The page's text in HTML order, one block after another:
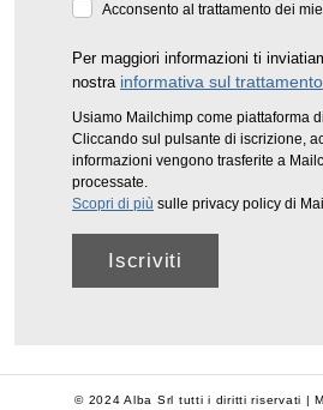
Acconsento al trattamento dei
Per maggiori informazioni ti
nostra informativa sul trattamento
Usiamo Mailchimp come piattaforma
Cliccando sul pulsante di iscrizione,
informazioni vengono trasferite a
processate.
Scopri di più sulle privacy policy di
© 2024 Alba Srl tutti i diritti riservati |